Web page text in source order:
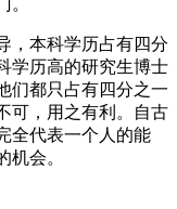
本科学历占有四分
学历高的研究生博士
们都只占有四分之一
可，用之有利。自古
全代表一个人的能
机会。